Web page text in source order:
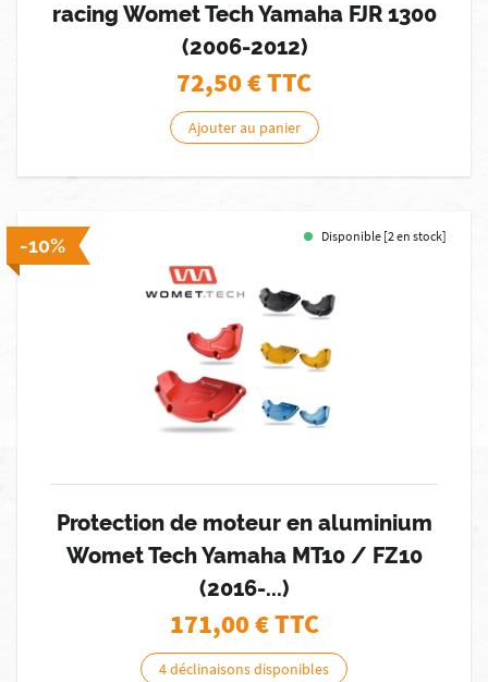
racing Womet Tech Yamaha FJR 1300
(2006-2012)
72,50€ TTC
Ajouter au panier
-10% Disponible [2 en stock]
Protection de moteur en aluminium
Womet Tech Yamaha MT10 / FZ10
(2016-...)
171,00€ TTC
4 déclinaisons disponibles